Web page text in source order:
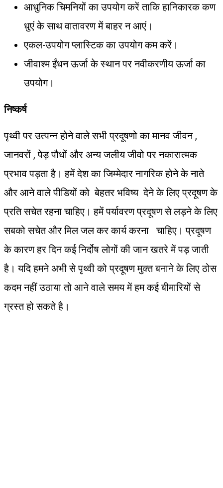
आधुनिक चिमनियों का उपयोग करें ताकि हानिकारक कण
धुएं के साथ वातावरण में बाहर न आएं।
एकल-उपयोग प्लास्टिक का उपयोग कम करें।
जीवाश्म ईंधन ऊर्जा के स्थान पर नवीकरणीय ऊर्जा का
उपयोग।
निष्कर्ष
पृथ्वी पर उत्पन्न होने वाले सभी प्रदूषणो का मानव जीवन ,
जानवरों , पेड़ पौधों और अन्य जलीय जीवो पर नकारात्मक
प्रभाव पड़ता है। हमें देश का जिम्मेदार नागरिक होने के नाते
और आने वाले पीडियों को बेहतर भविष्य देने के लिए प्रदूषण के
प्रति सचेत रहना चाहिए। हमें पर्यावरण प्रदूषण से लड़ने के लिए
सबको सचेत और मिल जल कर कार्य करना चाहिए। प्रदूषण
के कारण हर दिन कई निर्दोष लोगों की जान खतरे में पड़ जाती
है। यदि हमने अभी से पृथ्वी को प्रदूषण मुक्त बनाने के लिए ठोस
कदम नहीं उठाया तो आने वाले समय में हम कई बीमारियों से
ग्रस्त हो सकते है।